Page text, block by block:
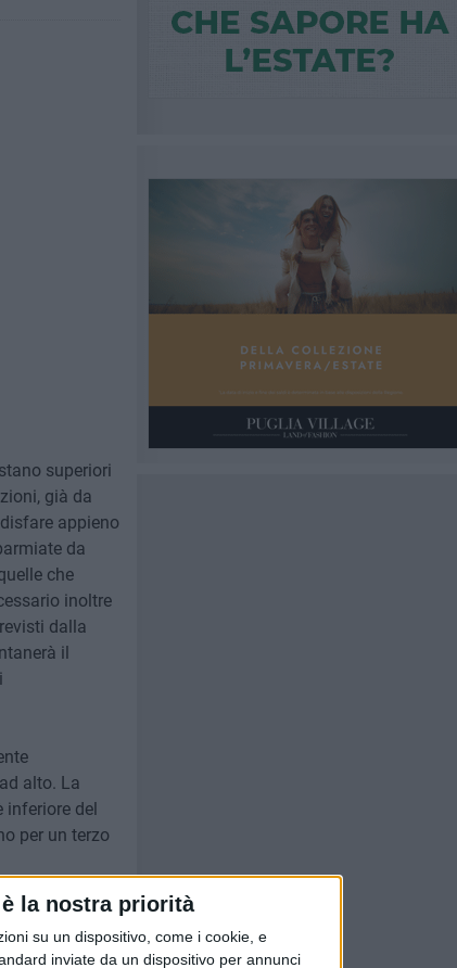
la nostra priorità
su un dispositivo, come i cookie, e
inviate da un dispositivo per annunci
superiori
già da
appieno
da
che
inoltre
dalla
il
alto. La
inferiore del
per un terzo
delle reti
sulla base di